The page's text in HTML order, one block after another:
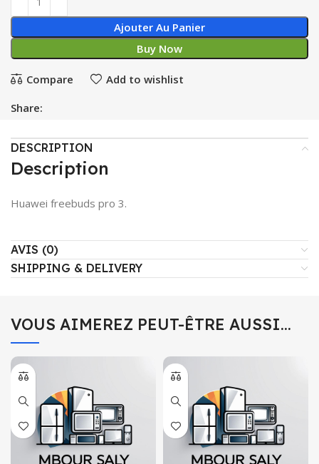
Ajouter Au Panier
Buy Now
Compare Add to wishlist
Share:
DESCRIPTION
Description
Huawei freebuds pro 3.
AVIS (0)
SHIPPING & DELIVERY
VOUS AIMEREZ PEUT-ÊTRE AUSSI…